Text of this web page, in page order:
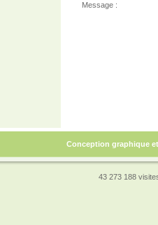
Message :
Conception graphique
43 273 188